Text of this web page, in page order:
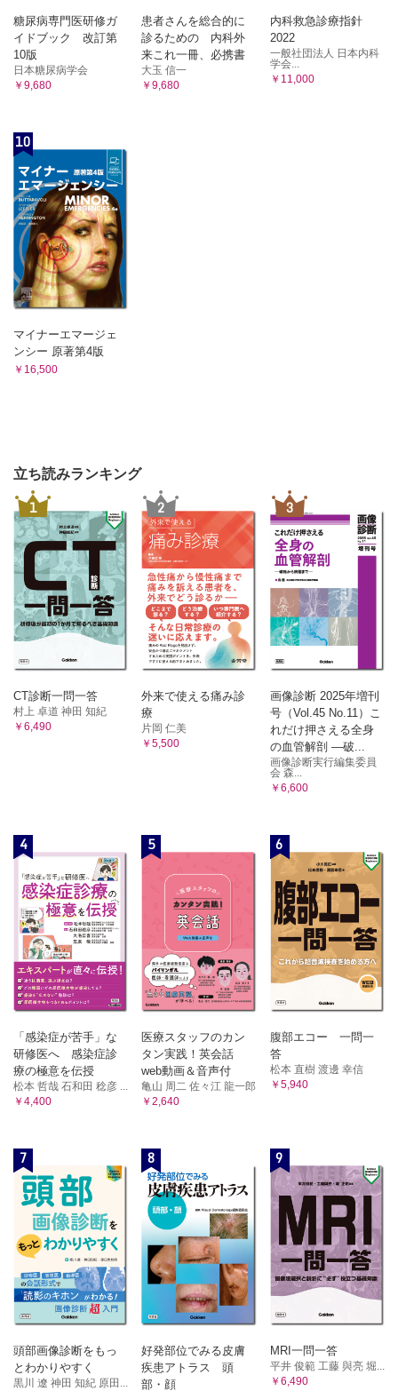
糖尿病専門医研修ガ
イドブック 改訂第
10版
日本糖尿病学会
￥9,680
患者さんを総合的に
診るための 内科外
来これ一冊、必携書
大玉 信一
￥9,680
内科救急診療指針
2022
一般社団法人 日本内科
学会...
￥11,000
10
マイナーエマージェ
ンシー 原著第4版
￥16,500
立ち読みランキング
1
CT診断一問一答
村上 卓道 神田 知紀
￥6,490
2
外来で使える痛み診
療
片岡 仁美
￥5,500
3
画像診断 2025年増刊
号（Vol.45 No.11）こ
れだけ押さえる全身
の血管解剖 ―破...
画像診断実行編集委員
会 森...
￥6,600
4
「感染症が苦手」な
研修医へ 感染症診
療の極意を伝授
松本 哲哉 石和田 稔彦 ...
￥4,400
5
医療スタッフのカン
タン実践！英会話
web動画＆音声付
亀山 周二 佐々江 龍一郎
￥2,640
6
腹部エコー 一問一
答
松本 直樹 渡邊 幸信
￥5,940
7
頭部画像診断をもっ
とわかりやすく
黒川 遼 神田 知紀 原田...
8
好発部位でみる皮膚
疾患アトラス 頭
部・顔
9
MRI一問一答
平井 俊範 工藤 與亮 堀...
￥6,490